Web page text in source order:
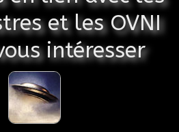
et les OVNI
intéresser